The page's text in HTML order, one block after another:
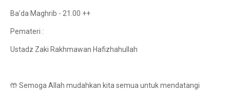
Ba'da Maghrib - 21.00 ++
Pemateri :
Ustadz Zaki Rakhmawan Hafizhahullah
🤲 Semoga Allah mudahkan kita semua untuk mendatangi